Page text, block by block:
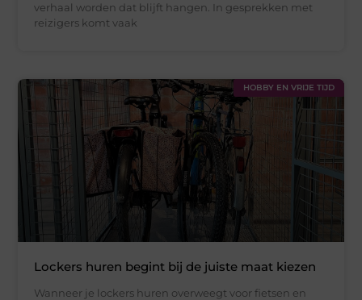
verhaal worden dat blijft hangen. In gesprekken met
reizigers komt vaak
HOBBY EN VRIJE TIJD
Lockers huren begint bij de juiste maat kiezen
Wanneer je lockers huren overweegt voor fietsen en